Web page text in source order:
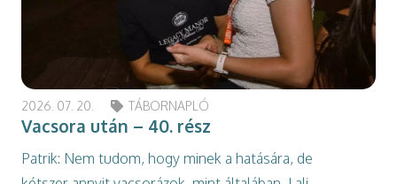
2026. 07. 20. TÁBORNAPLÓ
Vacsora után – 40. rész
Patrik: Nem tudom, hogy minek a hatására, de